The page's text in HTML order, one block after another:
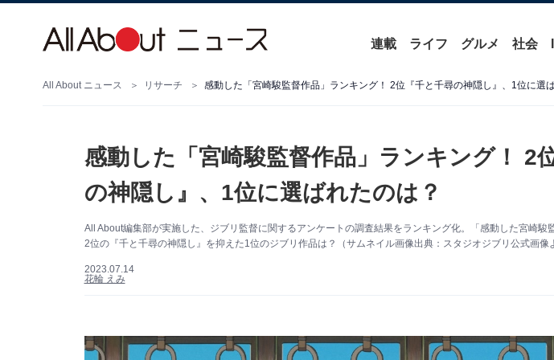
連載 ライフ グルメ 社会
All About ニュース リサーチ 感動した「宮崎駿監督作品」ランキング！ 2位『千と千尋の神隠し』、1位に選
感動した「宮崎駿監督作品」ランキング！ 2
の神隠し』、1位に選ばれたのは？
All About編集部が実施した、ジブリ監督に関するアンケートの調査結果をランキング化。「感動した宮崎駿
2位の『千と千尋の神隠し』を抑えた1位のジブリ作品は？（サムネイル画像出典：スタジオジブリ公式画像
2023.07.14
花輪 えみ